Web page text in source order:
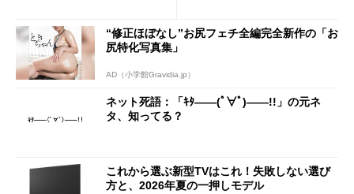
“修正ほぼなし”お尻フェチ全編完全新作の「お
尻特化写真集」
AD（小学館Gravidia.jp）
ネット死語：「ｷﾀ――(ﾟ∀ﾟ)――!!」の元ネ
タ、知ってる？
これから選ぶ新型TVはこれ！失敗しない選び
方と、2026年夏の一押しモデル